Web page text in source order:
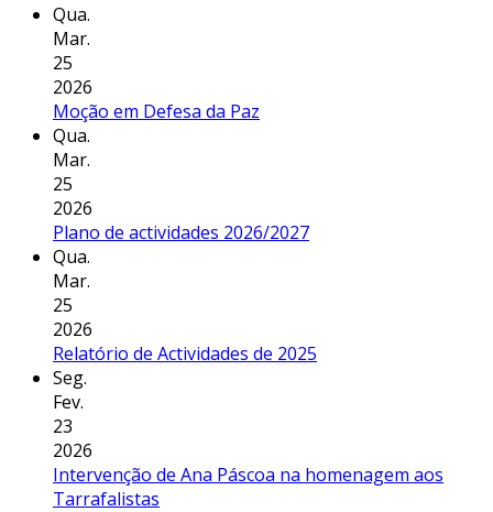
Qua.
Mar.
25
2026
Moção em Defesa da Paz
Qua.
Mar.
25
2026
Plano de actividades 2026/2027
Qua.
Mar.
25
2026
Relatório de Actividades de 2025
Seg.
Fev.
23
2026
Intervenção de Ana Páscoa na homenagem aos
Tarrafalistas